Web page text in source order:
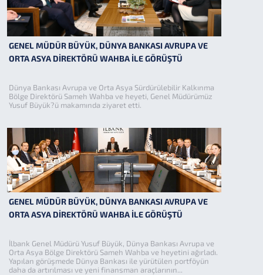
GENEL MÜDÜR BÜYÜK, DÜNYA BANKASI AVRUPA VE
ORTA ASYA DİREKTÖRÜ WAHBA İLE GÖRÜŞTÜ
Dünya Bankası Avrupa ve Orta Asya Sürdürülebilir Kalkınma
Bölge Direktörü Sameh Wahba ve heyeti, Genel Müdürümüz
Yusuf Büyük?ü makamında ziyaret etti.
GENEL MÜDÜR BÜYÜK, DÜNYA BANKASI AVRUPA VE
ORTA ASYA DİREKTÖRÜ WAHBA İLE GÖRÜŞTÜ
İlbank Genel Müdürü Yusuf Büyük, Dünya Bankası Avrupa ve
Orta Asya Bölge Direktörü Sameh Wahba ve heyetini ağırladı.
Yapılan görüşmede Dünya Bankası ile yürütülen portföyün
daha da artırılması ve yeni finansman araçlarının...